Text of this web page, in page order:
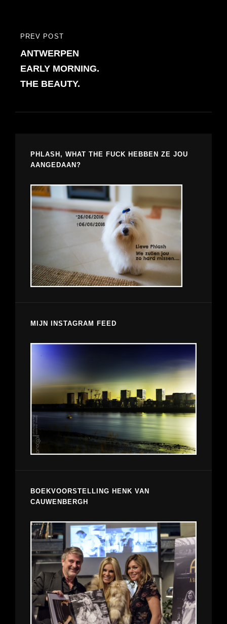
Bericht
navigatie
PREVIOUS
POST
PREV POST
ANTWERPEN
EARLY MORNING.
THE BEAUTY.
PHLASH, WHAT THE FUCK HEBBEN ZE JOU
AANGEDAAN?
MIJN INSTAGRAM FEED
BOEKVOORSTELLING HENK VAN
CAUWENBERGH